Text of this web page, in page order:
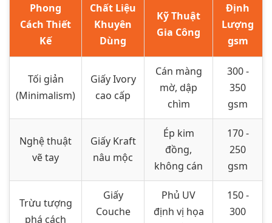
Phong
Cách Thiết
Kế
Chất Liệu
Khuyên
Dùng
Kỹ Thuật
Gia Công
Định
Lượng
gsm
Tối giản
(Minimalism)
Giấy Ivory
cao cấp
Cán màng
mờ, dập
chìm
300 -
350
gsm
Nghệ thuật
vẽ tay
Giấy Kraft
nâu mộc
Ép kim
đồng,
không cán
170 -
250
gsm
Trừu tượng
phá cách
Giấy
Couche
Phủ UV
định vị họa
150 -
300